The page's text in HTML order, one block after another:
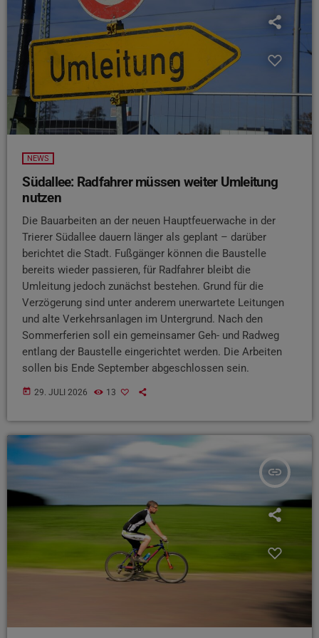
NEWS
Südallee: Radfahrer müssen weiter Umleitung
nutzen
Die Bauarbeiten an der neuen Hauptfeuerwache in der
Trierer Südallee dauern länger als geplant – darüber
berichtet die Stadt. Fußgänger können die Baustelle
bereits wieder passieren, für Radfahrer bleibt die
Umleitung jedoch zunächst bestehen. Grund für die
Verzögerung sind unter anderem unerwartete Leitungen
und alte Verkehrsanlagen im Untergrund. Nach den
Sommerferien soll ein gemeinsamer Geh- und Radweg
entlang der Baustelle eingerichtet werden. Die Arbeiten
sollen bis Ende September abgeschlossen sein.
today 29. JULI 2026 13
insert_link